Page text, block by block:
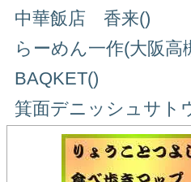
中華飯店 香来()
らーめん一作(大阪高
BAQKET()
箕面デニッシュサト